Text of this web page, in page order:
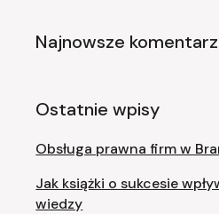
Najnowsze
Ostatnie wpisy
Obsługa prawna firm w
Jak książki o sukcesie
wiedzy